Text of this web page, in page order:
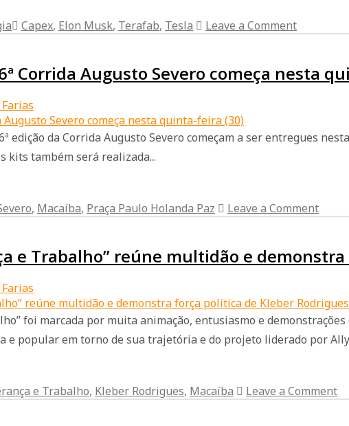
Capex, Elon Musk, Terafab, Tesla
Leave a Comment
Corrida Augusto Severo começa nesta
edição da Corrida Augusto Severo começam a ser entregues
kits também será realizada...
, Macaíba, Praça Paulo Holanda Paz
Leave a Comment
e Trabalho” reúne multidão e
foi marcada por muita animação, entusiasmo e
e popular em torno de sua trajetória e do projeto liderado por
e Trabalho, Kleber Rodrigues, Macaíba
Leave a Comment